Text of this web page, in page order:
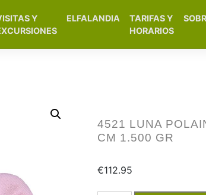
– Alicante
Y
ELFALANDIA
TARIFAS Y
HORARIOS
4521 LUNA
CM 1.500 GR
€112.95